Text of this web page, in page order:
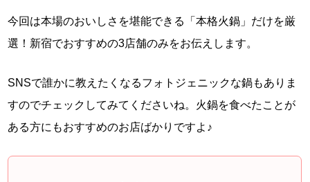
今回は本場のおいしさを堪能できる「本格火鍋」だけを厳
選！新宿でおすすめの3店舗のみをお伝えします。
SNSで誰かに教えたくなるフォトジェニックな鍋もありま
すのでチェックしてみてくださいね。火鍋を食べたことが
ある方にもおすすめのお店ばかりですよ♪